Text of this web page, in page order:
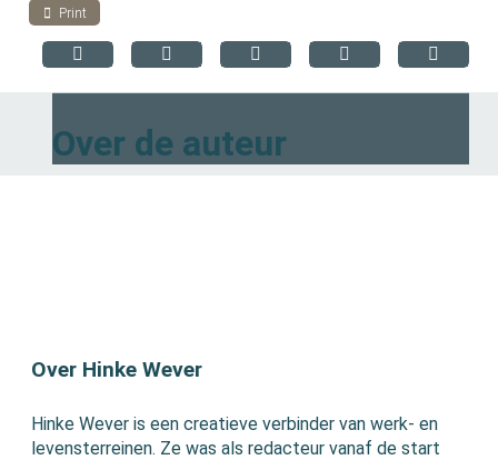
Print
Over de auteur
Over Hinke Wever
Hinke Wever is een creatieve verbinder van werk- en
levensterreinen. Ze was als redacteur vanaf de start